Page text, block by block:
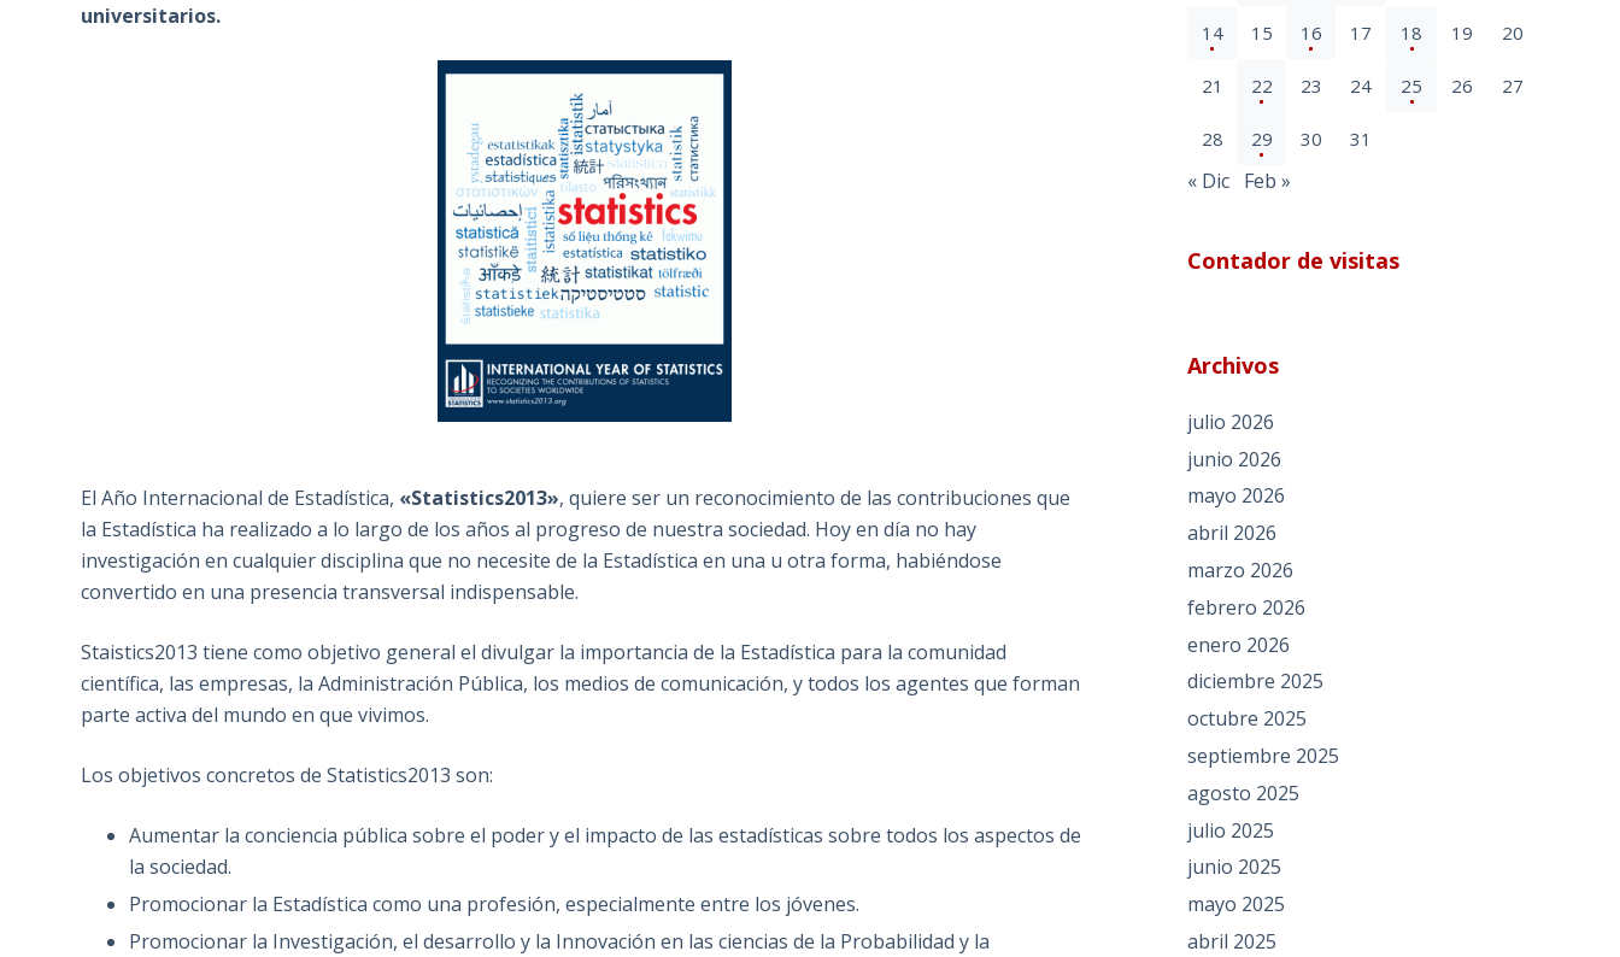
universitarios.
El Año Internacional de Estadística, «Statistics2013», quiere ser un reconocimiento de las contribuciones que
la Estadística ha realizado a lo largo de los años al progreso de nuestra sociedad. Hoy en día no hay
investigación en cualquier disciplina que no necesite de la Estadística en una u otra forma, habiéndose
convertido en una presencia transversal indispensable.
Staistics2013 tiene como objetivo general el divulgar la importancia de la Estadística para la comunidad
científica, las empresas, la Administración Pública, los medios de comunicación, y todos los agentes que forman
parte activa del mundo en que vivimos.
Los objetivos concretos de Statistics2013 son:
Aumentar la conciencia pública sobre el poder y el impacto de las estadísticas sobre todos los aspectos de
la sociedad.
Promocionar la Estadística como una profesión, especialmente entre los jóvenes.
Promocionar la Investigación, el desarrollo y la Innovación en las ciencias de la Probabilidad y la
14 15 16 17 18 19 20
21 22 23 24 25 26 27
28 29 30 31
« Dic Feb »
Contador de visitas
Archivos
julio 2026
junio 2026
mayo 2026
abril 2026
marzo 2026
febrero 2026
enero 2026
diciembre 2025
octubre 2025
septiembre 2025
agosto 2025
julio 2025
junio 2025
mayo 2025
abril 2025